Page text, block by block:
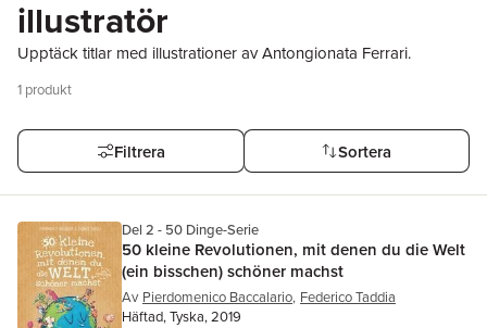
illustratör
Upptäck titlar med illustrationer av Antongionata Ferrari.
1 produkt
Filtrera Sortera
Del 2 - 50 Dinge-Serie
50 kleine Revolutionen, mit denen du die Welt
(ein bisschen) schöner machst
Av Pierdomenico Baccalario, Federico Taddia
Häftad, Tyska, 2019